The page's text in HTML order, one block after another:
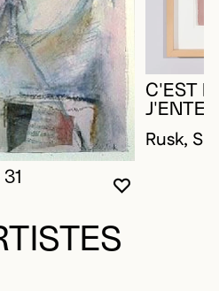
VOUS
FERMER
OUVRIR LA
C'EST
Rusk,